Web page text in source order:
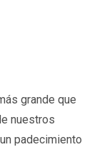
grande que
nuestros
padecimiento